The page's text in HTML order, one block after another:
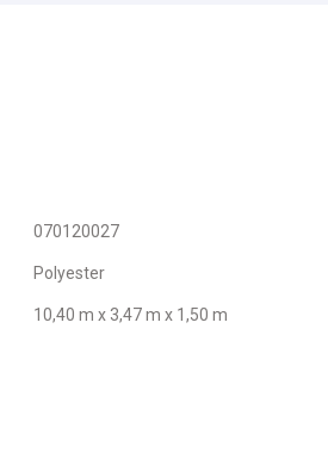
070120027
Polyester
10,40 m x 3,47 m x 1,50 m